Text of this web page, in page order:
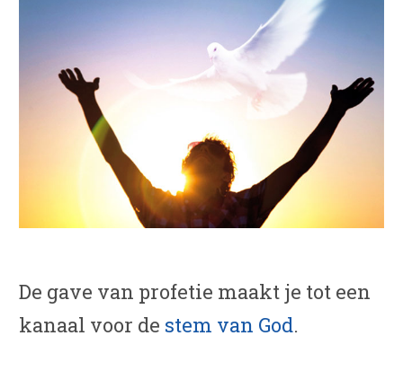
De gave van profetie maakt je tot een
kanaal voor de stem van God.